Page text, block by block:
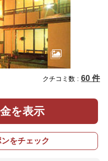
クチコミ数 : 60 件
を表示
をチェック